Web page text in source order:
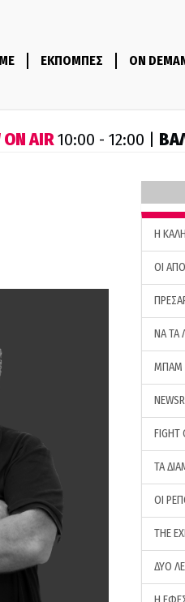
ΕΚΠΟΜΠΕΣ ON
ON AIR10:00 - 12:00 |
H
ΟΙ
ΝΑ ΤΑ
ΜΠΑΜ
FIGHT
ΤΑ
ΟΙ
THE
ΔΥΟ